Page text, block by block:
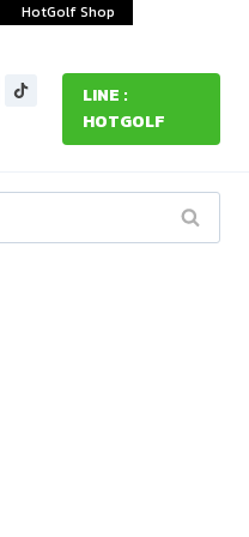
HotGolf Shop
LINE :
HOTGOLF